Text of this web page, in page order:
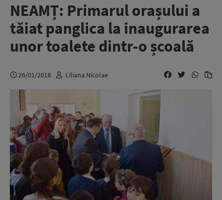
NEAMȚ: Primarul orașului a
tăiat panglica la inaugurarea
unor toalete dintr-o școală
26/01/2018 Liliana Nicolae